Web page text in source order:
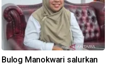
Bulog Manokwari salurkan